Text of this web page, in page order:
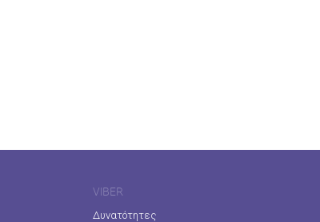
VIBER
Δυνατότητες